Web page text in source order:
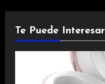
Te Puede Interesar